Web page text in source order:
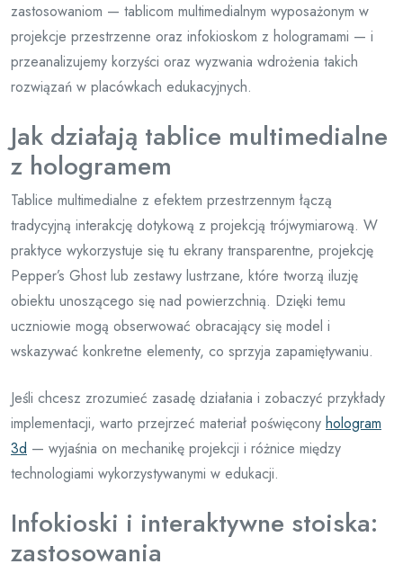
zastosowaniom — tablicom multimedialnym wyposażonym w
projekcje przestrzenne oraz infokioskom z hologramami — i
przeanalizujemy korzyści oraz wyzwania wdrożenia takich
rozwiązań w placówkach edukacyjnych.
Jak działają tablice multimedialne
z hologramem
Tablice multimedialne z efektem przestrzennym łączą
tradycyjną interakcję dotykową z projekcją trójwymiarową. W
praktyce wykorzystuje się tu ekrany transparentne, projekcję
Pepper’s Ghost lub zestawy lustrzane, które tworzą iluzję
obiektu unoszącego się nad powierzchnią. Dzięki temu
uczniowie mogą obserwować obracający się model i
wskazywać konkretne elementy, co sprzyja zapamiętywaniu.
Jeśli chcesz zrozumieć zasadę działania i zobaczyć przykłady
implementacji, warto przejrzeć materiał poświęcony hologram
3d — wyjaśnia on mechanikę projekcji i różnice między
technologiami wykorzystywanymi w edukacji.
Infokioski i interaktywne stoiska:
zastosowania